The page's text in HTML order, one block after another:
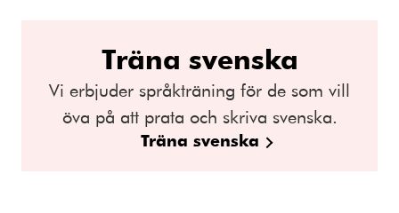
Träna svenska
Vi erbjuder språkträning för de som vill
öva på att prata och skriva svenska.
Träna svenska